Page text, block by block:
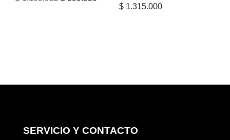
$1.315.000
SERVICIO Y CONTACTO